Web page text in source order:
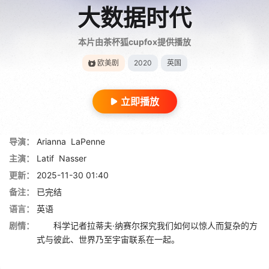
大数据时代
本片由茶杯狐cupfox提供播放
欧美剧 2020 英国
立即播放
导演： Arianna LaPenne
主演：
Latif Nasser
更新：
2025-11-30 01:40
备注：
已完结
语言：
英语
剧情：
科学记者拉蒂夫·纳赛尔探究我们如何以惊人而复杂的方
式与彼此、世界乃至宇宙联系在一起。